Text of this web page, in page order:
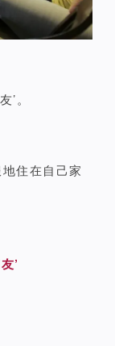
。
住在自己家
’